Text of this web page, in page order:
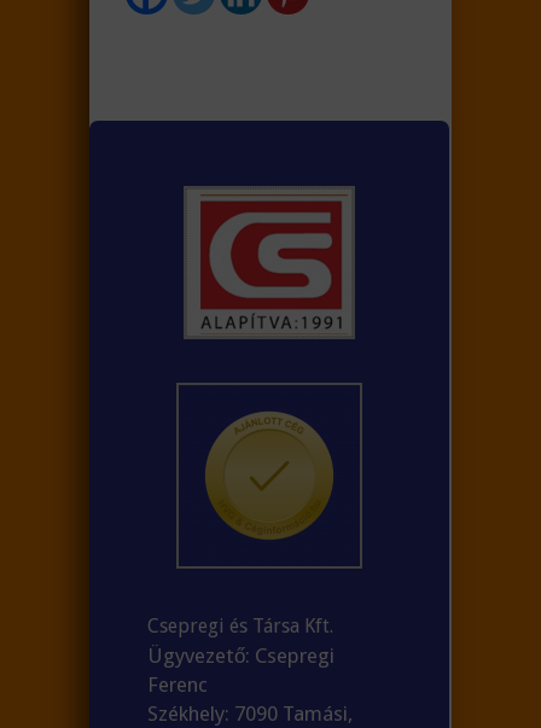
Csepregi és Társa Kft.
Ügyvezető: Csepregi
Ferenc
Székhely: 7090 Tamási,